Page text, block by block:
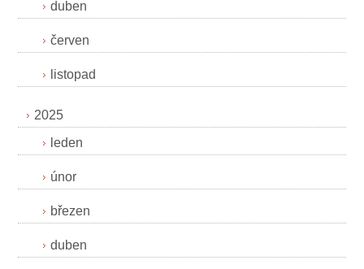
duben
červen
listopad
2025
leden
únor
březen
duben